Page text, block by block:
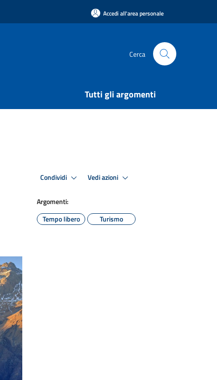
Accedi all'area personale
Cerca
Tutti gli argomenti
Condividi Vedi azioni
Argomenti:
Tempo libero
Turismo